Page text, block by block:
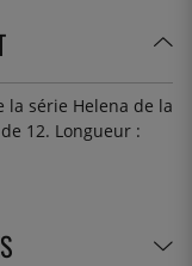
la série Helena de la
12. Longueur :